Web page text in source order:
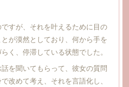
すが、それを叶えるために目の
が漠然としており、何から手を
く、停滞している状態でした。
を聞いてもらって、彼女の質問
改めて考え、それを言語化し、